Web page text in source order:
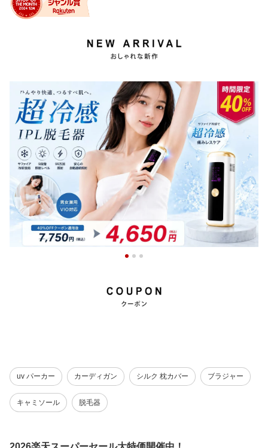
uv パーカー カーディガン シルク 枕カバー ブラジャー
キャミソール 脱毛器